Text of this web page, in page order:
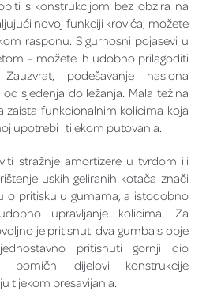
s konstrukcijom bez obzira na
novoj funkciji krovića, možete
rasponu. Sigurnosni pojasevi u
– možete ih udobno prilagoditi
podešavanje naslona
sjedenja do ležanja. Mala težina
zaista funkcionalnim kolicima koja
upotrebi i tijekom putovanja.
stražnje amortizere u tvrdom ili
uskih geliranih kotača znači
o pritisku u gumama, a istodobno
upravljanje kolicima. Za
je pritisnuti dva gumba s obje
pritisnuti gornji dio
pomični dijelovi konstrukcije
tijekom presavijanja.